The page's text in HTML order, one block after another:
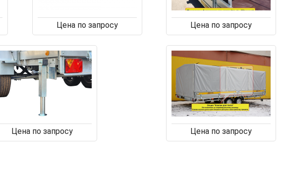
Цена по запросу Цена по запросу
Цена по запросу Цена по запросу